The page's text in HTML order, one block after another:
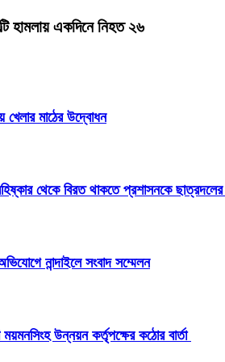
হামলায় একদিনে নিহত ২৬
খেলার মাঠের উদ্বোধন
থেকে বিরত থাকতে প্রশাসনকে
নান্দাইলে সংবাদ সম্মেলন
ময়মনসিংহ উন্নয়ন কর্তৃপক্ষের কঠোর বার্তা